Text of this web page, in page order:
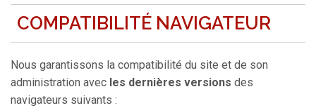
COMPATIBILITÉ NAVIGATEUR
Nous garantissons la compatibilité du site et de son
administration avec les dernières versions des
navigateurs suivants :